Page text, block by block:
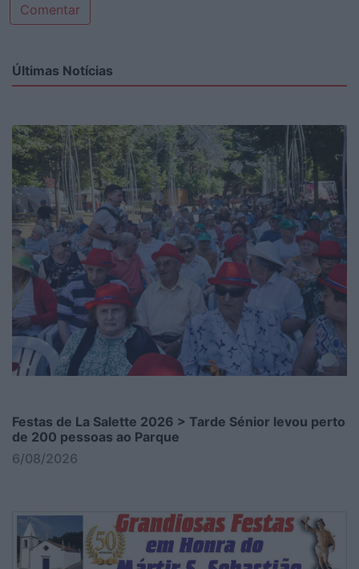
Comentar
Últimas Notícias
Festas de La Salette 2026 > Tarde Sénior levou perto
de 200 pessoas ao Parque
6/08/2026